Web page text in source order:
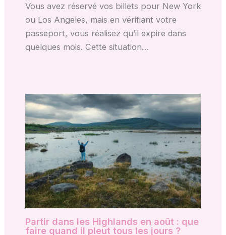
Vous avez réservé vos billets pour New York
ou Los Angeles, mais en vérifiant votre
passeport, vous réalisez qu’il expire dans
quelques mois. Cette situation…
Partir dans les Highlands en août : que
faire quand il pleut tous les jours ?